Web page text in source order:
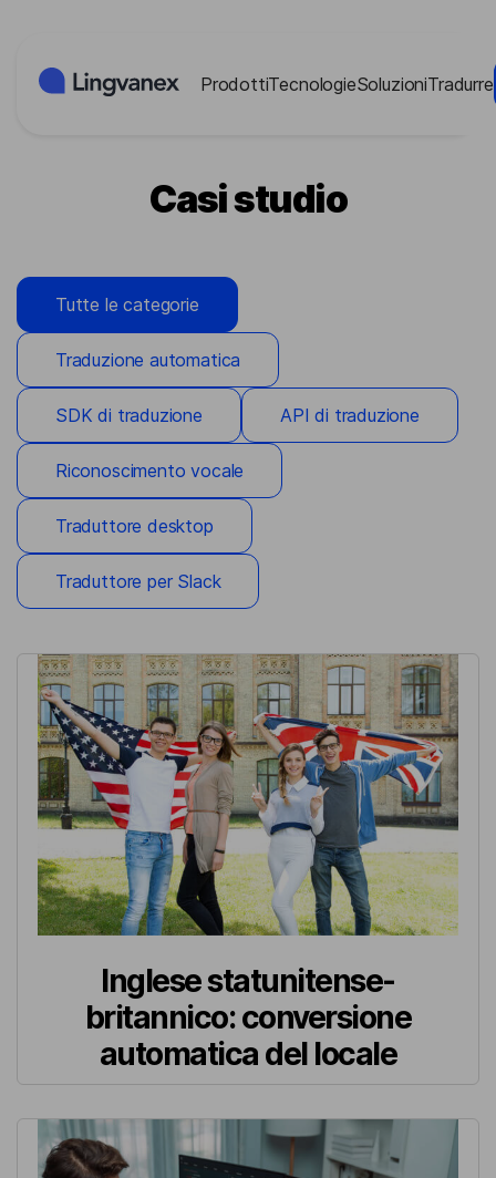
ProdottiTecnologieSoluzioniTradurre
Casi studio
Tutte le categorie
Traduzione automatica
SDK di traduzione API di traduzione
Riconoscimento vocale
Traduttore desktop
Traduttore per Slack
Inglese statunitense-
britannico: conversione
automatica del locale